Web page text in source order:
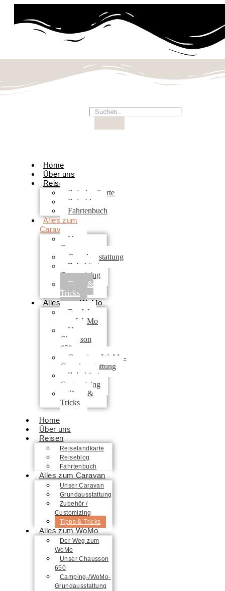
Home
Über uns
Reisen
Reiselandkarte
Reiseblog
Fahrtenbuch
Alles zum
Caravan
Unser
Caravan
Grundausstattung
Zubehör /
Customizing
Tipps &
Tricks
Alles zum WoMo
Der Weg
zum WoMo
Unser
Chausson
650
Camping-/WoMo-
Grundausstattung
Zubehör /
Customizing
Tipps &
Tricks
Home
Über uns
Reisen
Reiselandkarte
Reiseblog
Fahrtenbuch
Alles zum Caravan
Unser Caravan
Grundausstattung
Zubehör /
Customizing
Tipps & Tricks
Alles zum WoMo
Der Weg zum
WoMo
Unser Chausson
650
Camping-/WoMo-
Grundausstattung